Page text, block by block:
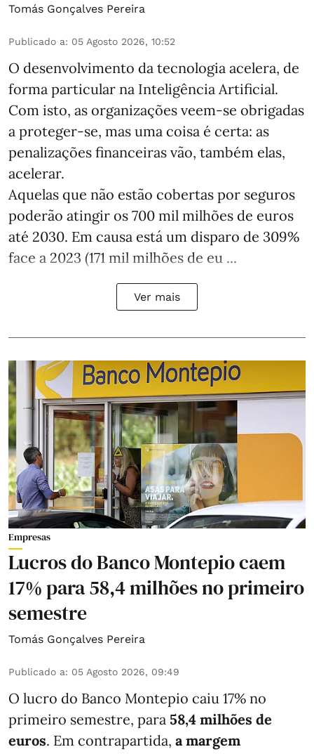
Tomás Gonçalves Pereira
Publicado a: 05 Agosto 2026, 10:52
O desenvolvimento da tecnologia acelera, de
forma particular na Inteligência Artificial.
Com isto, as organizações veem-se obrigadas
a proteger-se, mas uma coisa é certa: as
penalizações financeiras vão, também elas,
acelerar.
Aquelas que não estão cobertas por seguros
poderão atingir os 700 mil milhões de euros
até 2030. Em causa está um disparo de 309%
face a 2023 (171 mil milhões de eu ...
Ver mais
Empresas
Lucros do Banco Montepio caem
17% para 58,4 milhões no primeiro
semestre
Tomás Gonçalves Pereira
Publicado a: 05 Agosto 2026, 09:49
O lucro do Banco Montepio caiu 17% no
primeiro semestre, para 58,4 milhões de
euros. Em contrapartida, a margem